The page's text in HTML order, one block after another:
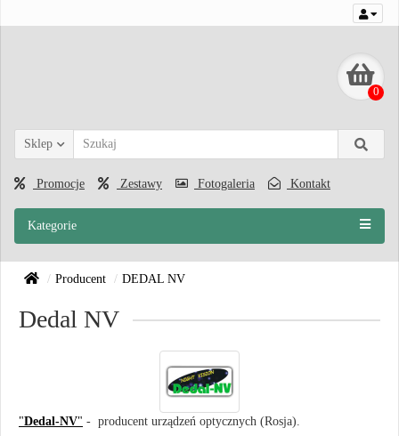
0
Sklep
Promocje Zestawy Fotogaleria Kontakt
Kategorie
Producent DEDAL NV
Dedal NV
"Dedal-NV" - producent urządzeń optycznych (Rosja).